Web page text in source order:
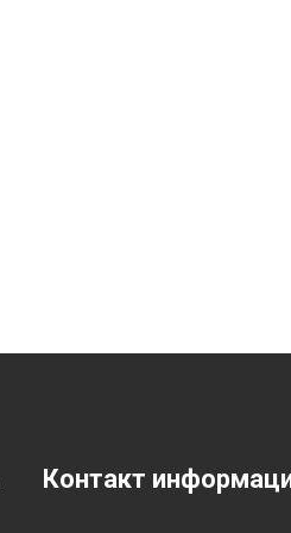
Контакт